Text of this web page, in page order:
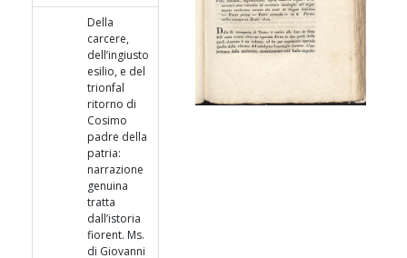
Della
carcere,
dell’ingiusto
esilio, e del
trionfal
ritorno di
Cosimo
padre della
patria:
narrazione
genuina
tratta
dall’istoria
fiorent. Ms.
di Giovanni